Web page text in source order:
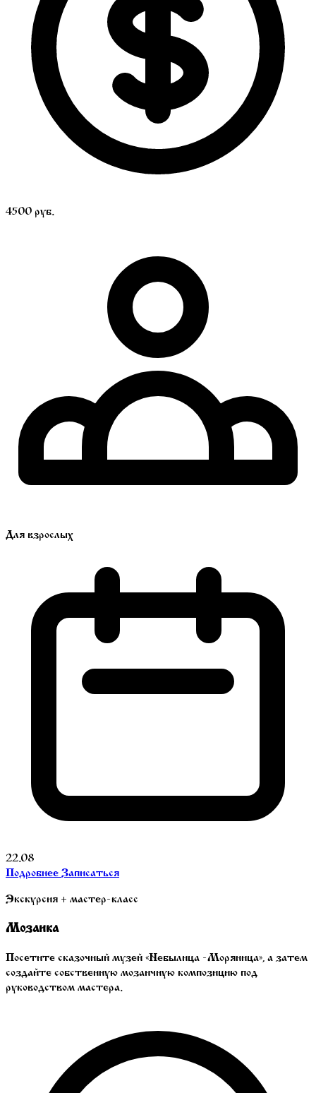
4500 руб.
Для взрослых
22.08
ПодробнееЗаписаться
Экскурсия + мастер-класс
Мозаика
Посетите сказочный музей «Небылица -Моряница», а затем
создайте собственную мозаичную композицию под
руководством мастера.